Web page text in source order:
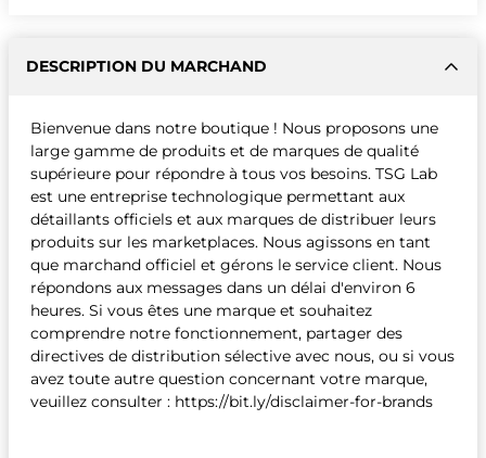
DESCRIPTION DU MARCHAND
Bienvenue dans notre boutique ! Nous proposons une
large gamme de produits et de marques de qualité
supérieure pour répondre à tous vos besoins. TSG Lab
est une entreprise technologique permettant aux
détaillants officiels et aux marques de distribuer leurs
produits sur les marketplaces. Nous agissons en tant
que marchand officiel et gérons le service client. Nous
répondons aux messages dans un délai d'environ 6
heures. Si vous êtes une marque et souhaitez
comprendre notre fonctionnement, partager des
directives de distribution sélective avec nous, ou si vous
avez toute autre question concernant votre marque,
veuillez consulter : https://bit.ly/disclaimer-for-brands